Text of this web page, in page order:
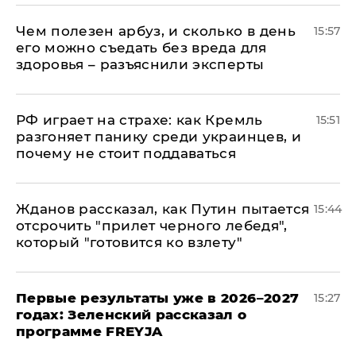
Чем полезен арбуз, и сколько в день
его можно съедать без вреда для
здоровья – разъяснили эксперты
15:57
РФ играет на страхе: как Кремль
разгоняет панику среди украинцев, и
почему не стоит поддаваться
15:51
Жданов рассказал, как Путин пытается
отсрочить "прилет черного лебедя",
который "готовится ко взлету"
15:44
Первые результаты уже в 2026–2027
годах: Зеленский рассказал о
программе FREYJA
15:27